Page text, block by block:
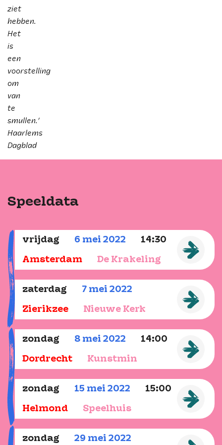
ziet
hebben.
Het
is
een
voorstelling
om
van
te
smullen.’
Haarlems
Dagblad
Speeldata
vrijdag 6 mei 2022 14:30
Amsterdam De Krakeling
zaterdag 7 mei 2022
Zierikzee Nieuwe Kerk
zondag 8 mei 2022 14:00
Dordrecht Kunstmin
zondag 15 mei 2022 15:00
Helmond Speelhuis
zondag 29 mei 2022